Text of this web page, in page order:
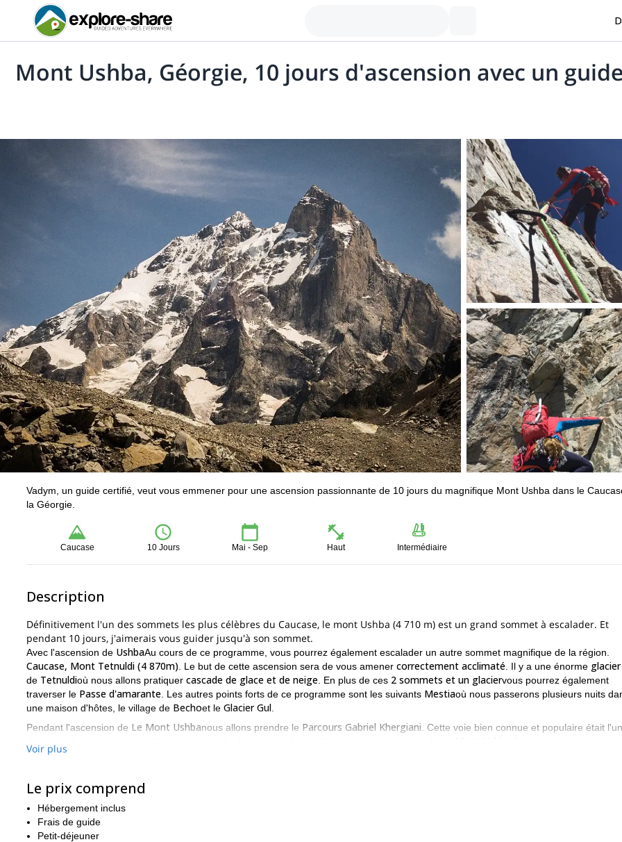
Mont Ushba, Géorgie, 10 jours d'ascension avec un
Vadym, un guide certifié, veut vous emmener pour une ascension passionnante de 10 jours du magnifique Mont Ushba dans le
la Géorgie.
Caucase 10 Jours Mai - Sep Haut Intermédiaire
Description
Définitivement l'un des sommets les plus célèbres du Caucase, le mont Ushba (4 710 m) est un grand sommet à escalader. Et
pendant 10 jours, j'aimerais vous guider jusqu'à son sommet.
Avec l'ascension de UshbaAu cours de ce programme, vous pourrez également escalader un autre sommet magnifique de la région.
Caucase, Mont Tetnuldi (4 870m) . Le but de cette ascension sera de vous amener correctement acclimaté . Il y a une énorme glacier
de Tetnuldioù nous allons pratiquer cascade de glace et de neige . En plus de ces 2 sommets et un glaciervous pourrez également
traverser le Passe d'amarante . Les autres points forts de ce programme sont les suivants Mestiaoù nous passerons plusieurs nuits
une maison d'hôtes, le village de Bechoet le Glacier Gul
Pendant l'ascension de Le Mont Ushbanous allons prendre le Parcours Gabriel Khergiani . Cette voie bien connue et populaire était
aurez le plaisir de dormir dans une
Les participants à ce programme doivent avoir une certaine expérience de la gestion des ressources humaines.
l'alpinisme
. Il est également important d'être en
Cette expédition de 10 jours est parfaite pour les personnes qui souhaitent vivre une aventure d'alpinisme complète dans le
Pour en faire l'expérience par vous-même, il suffit de m'envoyer une demande. Je me réjouis de pouvoir vous guider.
Voir plus
Le prix comprend
Hébergement inclus
Frais de guide
Petit-déjeuner